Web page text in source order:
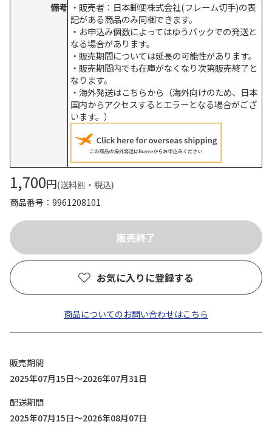
備考 ・販売者：日本郵便株式会社(フレーム切手)の表
記がある商品のみ同梱できます。
・お申込み個数によってはゆうパックでの発送と
なる場合があります。
・販売期間については延長の可能性があります。
・販売期間内でも在庫がなくなり次第販売終了と
なります。
・海外発送はこちらから（海外向けのため、日本
国内からアクセスするとエラーとなる場合がござ
います。）
1,700円(送料別・税込)
商品番号
9961208101
お気に入りに登録する
商品についてのお問い合わせはこちら
販売期間
2025年07月15日～2026年07月31日
配送期間
2025年07月15日～2026年08月07日